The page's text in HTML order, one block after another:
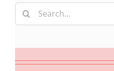
Search
for: